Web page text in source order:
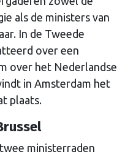
als de ministers van
In de Tweede
over een
over het Nederlandse
in Amsterdam het
plaats.
ministerraden